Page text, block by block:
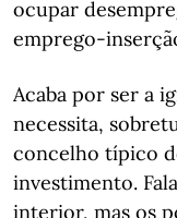
ocupar
emprego-
Acaba por ser a
necessita,
concelho típico
investimento.
interior, mas os